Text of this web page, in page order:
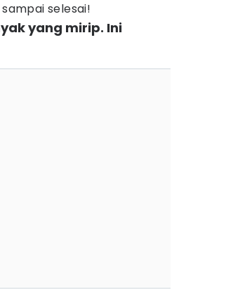
selesai!
yang mirip. Ini